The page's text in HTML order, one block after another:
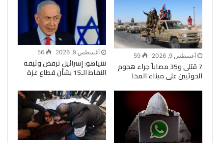
أغسطس 9, 2026 59
7 قتلى و35 مصاباً جراء هجوم
الحوثيين على ميناء المخا
أغسطس 9, 2026 56
نتنياهو: إسرائيل ترفض وثيقة
النقاط الـ15 بشأن قطاع غزة